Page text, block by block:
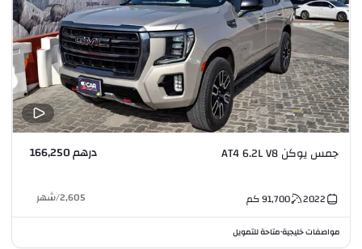
جمس يوكن AT4 6.2L V8 درهم 166,250
2022
91,700كم 2,605
/شهر
مواصفات خليجية•متاحة للتمويل